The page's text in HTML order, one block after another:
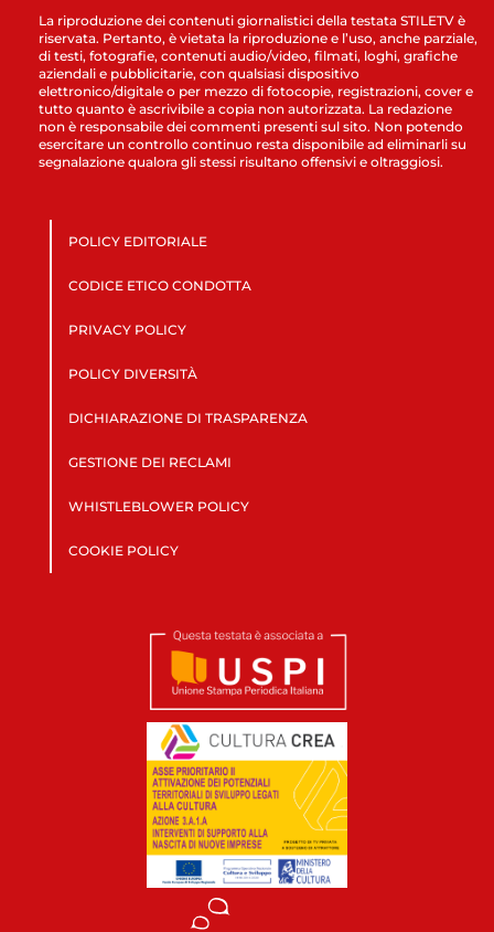
La riproduzione dei contenuti giornalistici della testata STILETV è
riservata. Pertanto, è vietata la riproduzione e l’uso, anche parziale,
di testi, fotografie, contenuti audio/video, filmati, loghi, grafiche
aziendali e pubblicitarie, con qualsiasi dispositivo
elettronico/digitale o per mezzo di fotocopie, registrazioni, cover e
tutto quanto è ascrivibile a copia non autorizzata. La redazione
non è responsabile dei commenti presenti sul sito. Non potendo
esercitare un controllo continuo resta disponibile ad eliminarli su
segnalazione qualora gli stessi risultano offensivi e oltraggiosi.
POLICY EDITORIALE
CODICE ETICO CONDOTTA
PRIVACY POLICY
POLICY DIVERSITÀ
DICHIARAZIONE DI TRASPARENZA
GESTIONE DEI RECLAMI
WHISTLEBLOWER POLICY
COOKIE POLICY